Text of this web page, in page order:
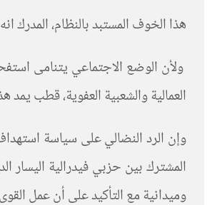
هذا الخوف المستبد بالنظام،
ولأن الوضع الاجتماعي يتنامى
العمالية والشعبية العفوية، قطب
وإن الرد النضالي على سياسة
وميدانية مع التأكيد على أن عمل